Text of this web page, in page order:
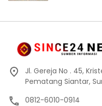
Jl. Gereja No . 45,
Pematang Siantar,
0812-6010-0914